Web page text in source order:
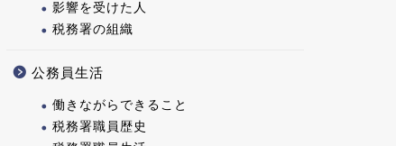
影響を受けた人
税務署の組織
公務員生活
働きながらできること
税務署職員歴史